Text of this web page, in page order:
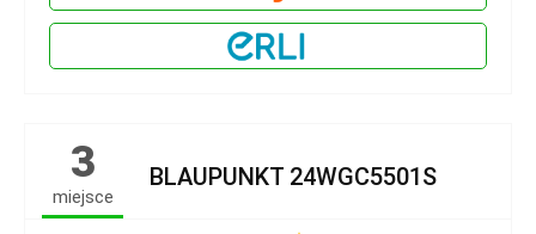
3
miejsce
BLAUPUNKT 24WGC5501S